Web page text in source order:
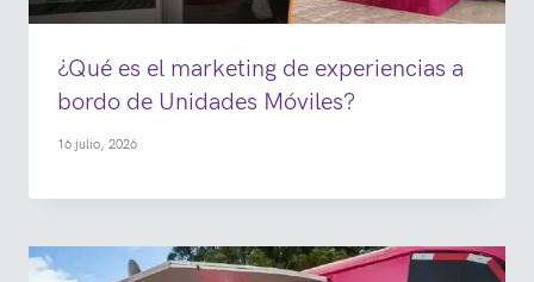
¿Qué es el marketing de experiencias a
bordo de Unidades Móviles?
16 julio, 2026